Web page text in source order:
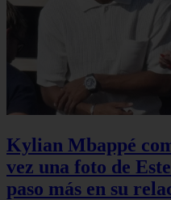
Kylian Mbappé
vez una foto de
paso más en su